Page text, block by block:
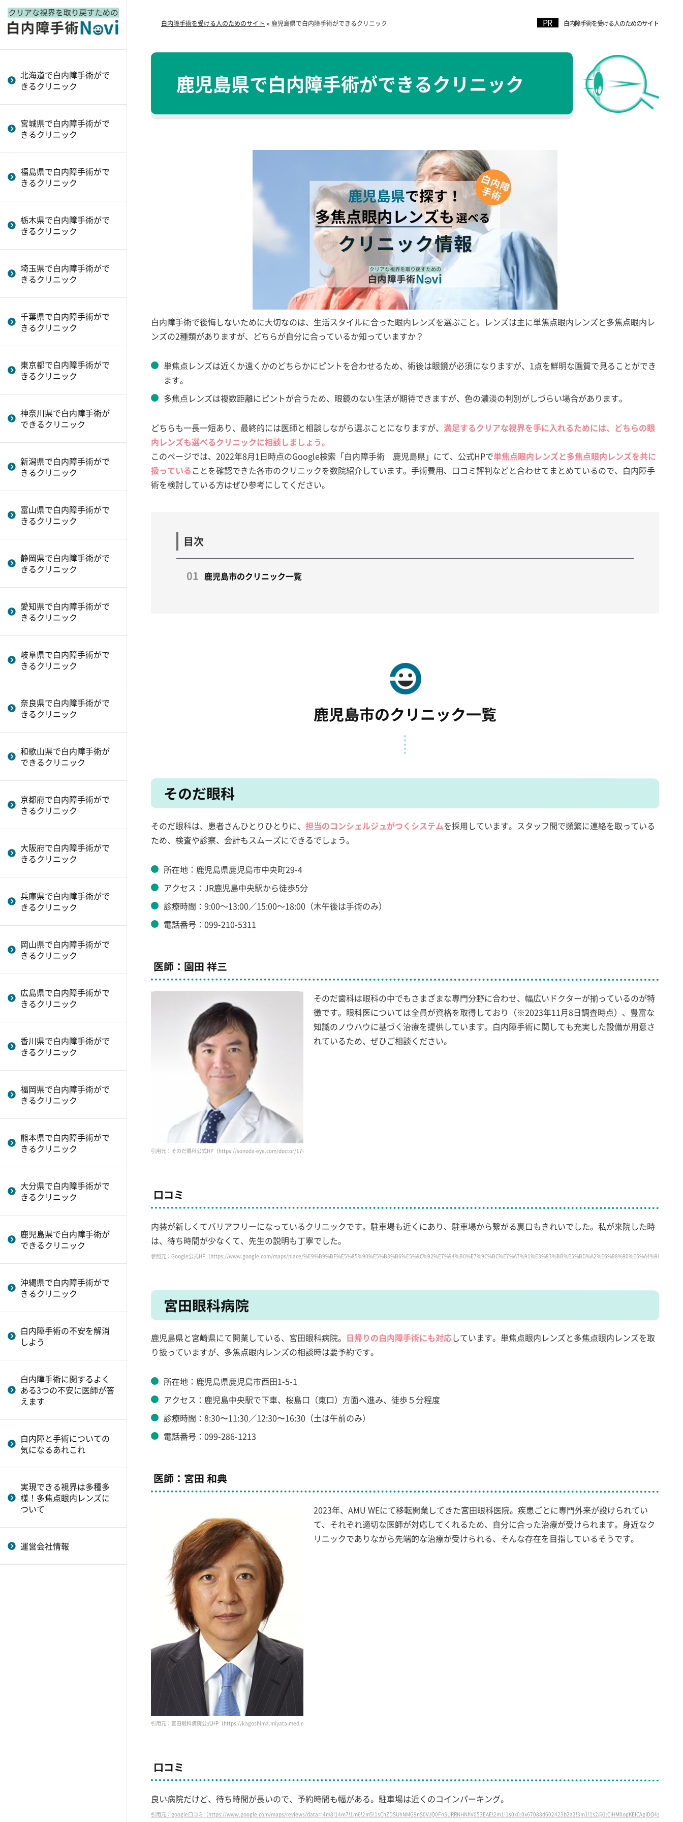
北海道で白内障手術がで
きるクリニック
札幌市で白内障手術ができるク
リニック
宮城県で白内障手術がで
きるクリニック
仙台市で白内障手術ができるク
リニック
福島県で白内障手術がで
きるクリニック
栃木県で白内障手術がで
きるクリニック
宇都宮市で白内障手術ができる
クリニック
埼玉県で白内障手術がで
きるクリニック
さいたま市で白内障手術ができ
るクリニック
草加市で白内障手術ができるク
蕨市で白内障手術ができるクリ
ニック
千葉県で白内障手術がで
きるクリニック
千葉市で白内障手術ができるク
リニック
船橋市で白内障手術ができるク
浦安市で白内障手術ができるク
リニック
東京都で白内障手術がで
きるクリニック
【東京】レーザー白内障手術お
すすめクリニック
【東京】多焦点眼内レンズの白
世田谷区で白内障手術ができる
クリニック
リニック
大田区で白内障手術ができるク
足立区で白内障手術ができるク
リニック
中央区で白内障手術ができるク
リニック
渋谷区で白内障手術ができるク
リニック
八王子市で白内障手術ができる
リニック
リニック
神奈川県で白内障手術が
できるクリニック
横浜市で白内障手術ができるク
リニック
川崎市で白内障手術ができるク
相模原市で白内障手術ができる
クリニック
新潟県で白内障手術がで
きるクリニック
新潟市で白内障手術ができるク
リニック
富山県で白内障手術がで
きるクリニック
静岡県で白内障手術がで
きるクリニック
静岡市で白内障手術ができるク
リニック
浜松市で白内障手術ができるク
愛知県で白内障手術がで
きるクリニック
名古屋市で白内障手術ができる
クリニック
豊川市で白内障手術ができるク
豊橋市で白内障手術ができるク
リニック
岐阜県で白内障手術がで
きるクリニック
奈良県で白内障手術がで
きるクリニック
和歌山県で白内障手術が
できるクリニック
京都府で白内障手術がで
きるクリニック
京都市で白内障手術ができるク
リニック
大阪府で白内障手術がで
きるクリニック
大阪市で白内障手術ができるク
リニック
堺市で白内障手術ができるクリ
兵庫県で白内障手術がで
きるクリニック
神戸市で白内障手術ができるク
リニック
姫路市で白内障手術ができるク
西宮市で白内障手術ができるク
リニック
クリニック
岡山県で白内障手術がで
きるクリニック
岡山市で白内障手術ができるク
リニック
倉敷市で白内障手術ができるク
広島県で白内障手術がで
きるクリニック
広島市で白内障手術ができるク
リニック
香川県で白内障手術がで
きるクリニック
高松市で白内障手術ができるク
リニック
福岡県で白内障手術がで
きるクリニック
福岡市で白内障手術ができるク
リニック
北九州市で白内障手術ができる
熊本県で白内障手術がで
きるクリニック
熊本市で白内障手術ができるク
リニック
大分県で白内障手術がで
きるクリニック
鹿児島県で白内障手術が
できるクリニック
鹿児島市で白内障手術ができる
クリニック
沖縄県で白内障手術がで
きるクリニック
白内障手術の不安を解消
しよう
白内障手術後はいつからゴルフ
を再開できる？
白内障手術のリスクは？
白内障手術に痛みはある？
ちゃんと見えるようになる？
白内障手術で失敗しないために
両目同時に白内障手術は可能？
白内障手術後は普通に生活でき
る？
白内障手術で視力は回復する？
白内障手術で起こりうる合併症
にはどんなものがある？
白内障手術はやり直しが可能？
白内障手術に関するよく
ある3つの不安に医師が答
えます
白内障と手術についての
気になるあれこれ
白内障の日帰り手術の流れや注
意点
白内障手術の費用はどれくら
白内障の症状は？
白内障にはどんな種類がある？
いて
実現できる視界は多種多
様！多焦点眼内レンズに
ついて
ニューロアダプテーションズ
多焦点レンズ白内障手術
黄斑前膜患者の白内障手術と多
焦点眼内レンズ
片目だけの白内障手術と多焦点
眼内レンズ
強度近視の白内障手術と多焦点
眼内レンズ
多焦点眼内レンズ手術と年齢に
多焦点眼内レンズとドライアイ
多焦点眼内レンズの寿命（耐用
年数）とは
手術と医療費控除
多焦点眼内レンズと高額療養費
多焦点眼内レンズに慣れるまで
多焦点眼内レンズが向かない人
3焦点眼内レンズの特徴と代表例
多焦点眼内レンズの手術費用は
どれくらい？
人
を詳しく解説
運営会社情報
白内障手術を受ける人のためのサイト » 鹿児島県で白内障手術ができるクリニック 白内障手術を受ける人のためのサイト
鹿児島県で白内障手術ができるクリニック
白内障手術で後悔しないために大切なのは、生活スタイルに合った眼内レンズを選ぶこと。レンズは主に単焦点眼内レンズと多焦点眼内レ
ンズの2種類がありますが、どちらが自分に合っているか知っていますか？
単焦点レンズは近くか遠くかのどちらかにピントを合わせるため、術後は眼鏡が必須になりますが、1点を鮮明な画質で見ることができ
ます。
多焦点レンズは複数距離にピントが合うため、眼鏡のない生活が期待できますが、色の濃淡の判別がしづらい場合があります。
どちらも一長一短あり、最終的には医師と相談しながら選ぶことになりますが、 満足するクリアな視界を手に入れるためには、どちらの眼
内レンズも選べるクリニックに相談しましょう。
このページでは、2022年8月1日時点のGoogle検索「白内障手術 鹿児島県」にて、公式HPで単焦点眼内レンズと多焦点眼内レンズを共に
扱っていることを確認できた各市のクリニックを数院紹介しています。手術費用、口コミ評判などと合わせてまとめているので、白内障手
術を検討している方はぜひ参考にしてください。
目次
鹿児島市のクリニック一覧
鹿児島市のクリニック一覧
そのだ眼科
そのだ眼科は、患者さんひとりひとりに、 担当のコンシェルジュがつくシステムを採用しています。スタッフ間で頻繁に連絡を取っている
ため、検査や診察、会計もスムーズにできるでしょう。
所在地：鹿児島県鹿児島市中央町29-4
アクセス：JR鹿児島中央駅から徒歩5分
診療時間：9:00～13:00／15:00～18:00（木午後は手術のみ）
電話番号：099-210-5311
医師：園田 祥三
引用元：そのだ眼科公式HP（https://sonoda-eye.com/doctor/176/）
そのだ歯科は眼科の中でもさまざまな専門分野に合わせ、幅広いドクターが揃っているのが特
徴です。眼科医については全員が資格を取得しており（※2023年11月8日調査時点）、豊富な
知識のノウハウに基づく治療を提供しています。白内障手術に関しても充実した設備が用意さ
れているため、ぜひご相談ください。
口コミ
内装が新しくてバリアフリーになっているクリニックです。駐車場も近くにあり、駐車場から繋がる裏口もきれいでした。私が来院した時
は、待ち時間が少なくて、先生の説明も丁寧でした。
参照元：Google公式HP（https://www.google.com/maps/place/
宮田眼科病院
鹿児島県と宮崎県にて開業している、宮田眼科病院。 日帰りの白内障手術にも対応しています。単焦点眼内レンズと多焦点眼内レンズを取
り扱っていますが、多焦点眼内レンズの相談時は要予約です。
所在地：鹿児島県鹿児島市西田1-5-1
アクセス：鹿児島中央駅で下車、桜島口（東口）方面へ進み、徒歩５分程度
診療時間：8:30〜11:30／12:30〜16:30（土は午前のみ）
電話番号：099-286-1213
医師：宮田 和典
引用元：宮田眼科病院公式HP（https://kagoshima.miyata-med.ne.jp/#greeting）
2023年、AMU WEにて移転開業してきた宮田眼科医院。疾患ごとに専門外来が設けられてい
て、それぞれ適切な医師が対応してくれるため、自分に合った治療が受けられます。身近なク
リニックでありながら先端的な治療が受けられる、そんな存在を目指しているそうです。
口コミ
良い病院だけど、待ち時間が長いので、予約時間も幅がある。駐車場は近くのコインパーキング。
引用元：google口コミ（https://www.google.com/maps/reviews/